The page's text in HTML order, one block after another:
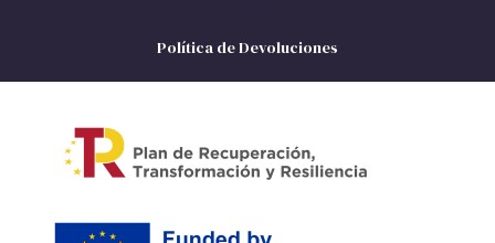
Política de Devoluciones